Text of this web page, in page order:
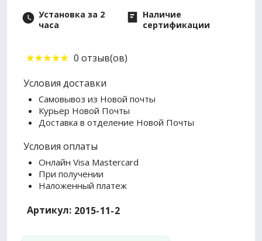
Установка за 2
часа
Наличие
сертификации
0 отзыв(ов)
Условия доставки
Самовывоз из Новой почты
Курьер Новой Почты
Доставка в отделение Новой Почты
Условия оплаты
Онлайн Visa Mastercard
При получении
Наложенный платеж
Артикул: 2015-11-2